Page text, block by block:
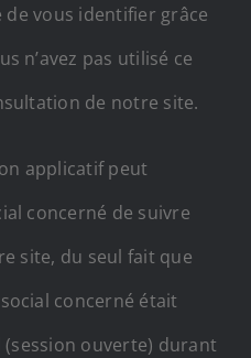
vous identifier grâce
n’avez pas utilisé ce
de notre site.
applicatif peut
concerné de suivre
site, du seul fait que
concerné était
ouverte) durant